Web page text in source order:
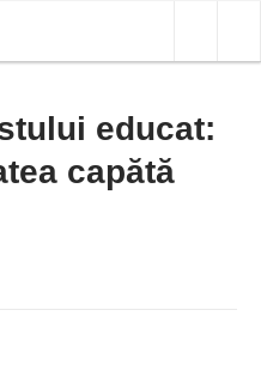
educat:
capătă